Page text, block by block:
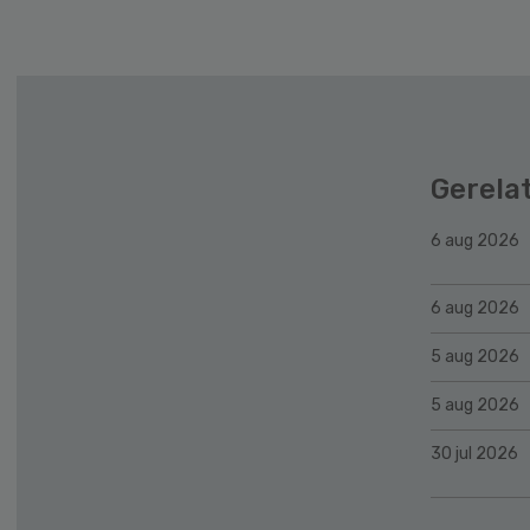
6 aug 2026
6 aug 2026
5 aug 2026
5 aug 2026
30 jul 2026